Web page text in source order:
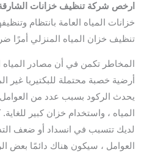
ارخص شركة تنظيف خزانات
خزانات المياه العامة بانتظام
تنظيف خزان المياه المنزلي أمرًا
المخاطر تكمن في أن مصادر المياه
أرضية خصبة محتملة للبكتيريا غير
يحدث الركود بسبب عدد من
المياه ، واستخدام خزان كبير
لديك تتسبب في انسداد أو ضعف
العوامل ، سيكون هناك دائمًا بعض